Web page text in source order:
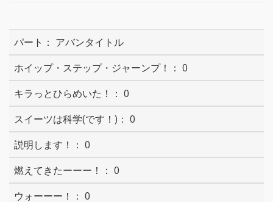
アバンタイトル
0
0
0
0
0
0